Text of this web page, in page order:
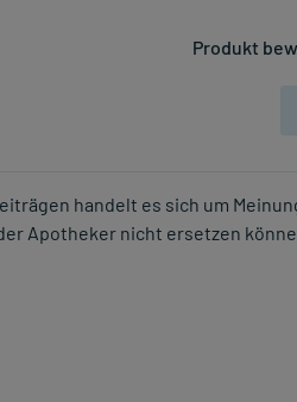
Produkt
handelt es sich um
Apotheker nicht ersetzen